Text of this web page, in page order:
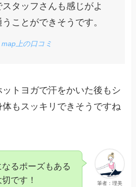
タッフさんも感じがよ
ことができそうです。
上の口コミ
トヨガで汗をかいた後もシ
もスッキリできそうですね
筆者：理美
るポーズもある
です！